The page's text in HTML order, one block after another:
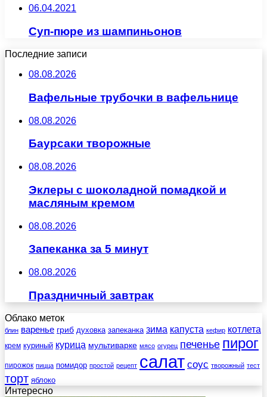
06.04.2021
Суп-пюре из шампиньонов
Последние записи
08.08.2026
Вафельные трубочки в вафельнице
08.08.2026
Баурсаки творожные
08.08.2026
Эклеры с шоколадной помадкой и
масляным кремом
08.08.2026
Запеканка за 5 минут
08.08.2026
Праздничный завтрак
Облако меток
блин варенье гриб духовка запеканка зима капуста кефир котлета
крем куриный курица мультиварке мясо огурец печенье пирог
пирожок пицца помидор простой рецепт салат соус творожный тест
торт яблоко
Интересно